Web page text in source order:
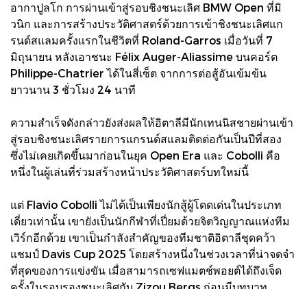
อากาปูลโก การผ่านเข้าสู่รอบชิงชนะเลิศ BMW Open ที่มิ
วนิก และการสร้างประวัติศาสตร์ด้วยการเข้าชิงชนะเลิศแก
รนด์สแลมครั้งแรกในชีวิตที่ Roland-Garros เมื่อวันที่ 7
มิถุนายน หลังเอาชนะ Félix Auger-Aliassime บนคอร์ต
Philippe-Chatrier ได้ในสี่เซ็ต จากการต่อสู้อันเข้มข้น
ยาวนาน 3 ชั่วโมง 24 นาที
ความสำเร็จดังกล่าวยังส่งผลให้อิตาลีมีนักเทนนิสชายผ่านเข้า
สู่รอบชิงชนะเลิศรายการแกรนด์สแลมติดต่อกันเป็นปีที่สอง
ซึ่งไม่เคยเกิดขึ้นมาก่อนในยุค Open Era และ Cobolli คือ
หนึ่งในผู้เล่นที่ร่วมสร้างหน้าประวัติศาสตร์บทใหม่นี้
แต่ Flavio Cobolli ไม่ได้เป็นเพียงนักสู้ผู้โดดเด่นในประเภท
เดี่ยวเท่านั้น เขายังเป็นนักกีฬาที่เปี่ยมด้วยจิตวิญญาณแห่งทีม
เวิร์กอีกด้วย เขาเป็นกำลังสำคัญของทีมชาติอิตาลีชุดคว้า
แชมป์ Davis Cup 2025 โดยสร้างหนึ่งในช่วงเวลาที่น่าจดจำ
ที่สุดของการแข่งขัน เมื่อสามารถเซฟแมตช์พอยต์ได้ถึงเจ็ด